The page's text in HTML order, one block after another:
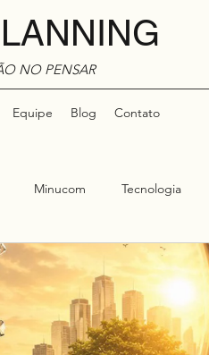
NO PENSAR
Equipe Blog Contato
Minucom Tecnologia